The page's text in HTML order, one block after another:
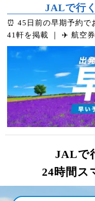
JALで行
⏰ 45日前の早期予約で
41軒を掲載 ｜ ✈️ 航空
万が一のキャンセル料
JALで
24時間ス